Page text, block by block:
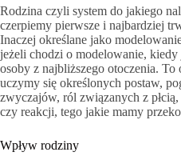
Rodzina czyli system do jakiego
czerpiemy pierwsze i najbardziej
Inaczej określane jako
jeżeli chodzi o modelowanie, kiedy
osoby z najbliższego otoczenia.
uczymy się określonych postaw,
zwyczajów, ról związanych z
czy reakcji, tego jakie mamy
Wpływ rodziny